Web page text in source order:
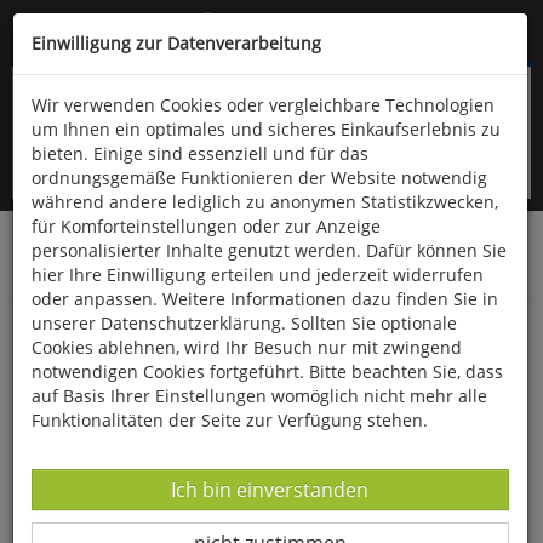
Kompletten Head der Seite überspringen
oder (06766) 9323-960
Startseite Bücher Downloads
Zeitschriften
Der Falke
Turteltauben in Niedersachsen
Einwilligung zur Datenverarbeitung
Wir verwenden Cookies oder vergleichbare Technologien
um Ihnen ein optimales und sicheres Einkaufserlebnis zu
bieten. Einige sind essenziell und für das
ordnungsgemäße Funktionieren der Website notwendig
während andere lediglich zu anonymen Statistikzwecken,
für Komforteinstellungen oder zur Anzeige
personalisierter Inhalte genutzt werden. Dafür können Sie
hier Ihre Einwilligung erteilen und jederzeit widerrufen
oder anpassen. Weitere Informationen dazu finden Sie in
unserer Datenschutzerklärung. Sollten Sie optionale
Cookies ablehnen, wird Ihr Besuch nur mit zwingend
notwendigen Cookies fortgeführt. Bitte beachten Sie, dass
auf Basis Ihrer Einstellungen womöglich nicht mehr alle
Funktionalitäten der Seite zur Verfügung stehen.
Datenverarbeitung -
Ich bin einverstanden